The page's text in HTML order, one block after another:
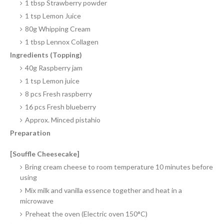
1 tbsp Strawberry powder
1 tsp Lemon Juice
80g Whipping Cream
1 tbsp Lennox Collagen
Ingredients (Topping)
40g Raspberry jam
1 tsp Lemon juice
8 pcs Fresh raspberry
16 pcs Fresh blueberry
Approx. Minced pistahio
Preparation
[Souffle Cheesecake]
Bring cream cheese to room temperature 10 minutes before
using
Mix milk and vanilla essence together and heat in a
microwave
Preheat the oven (Electric oven 150°C)